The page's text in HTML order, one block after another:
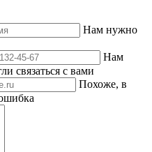
Нам нужно
Нам
связаться с вами
Похоже, в